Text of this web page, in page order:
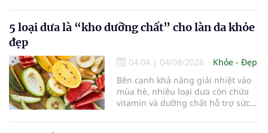
rèn luyện trí não mỗi ngày có thể
tuổi gìn giữ trí nhớ và sống độc lập
5 loại dưa là “kho dưỡng chất” cho làn da khỏe
đẹp
04:04 | 04/08/2026
Khỏe - Đẹp
Bên cạnh khả năng giải nhiệt vào
mùa hè, nhiều loại dưa còn chứa
vitamin và dưỡng chất hỗ trợ sức